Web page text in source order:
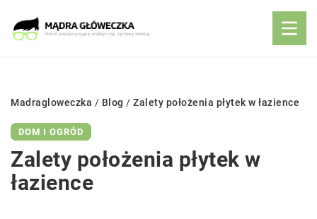
Madragloweczka / Blog / Zalety położenia płytek w łazience
DOM I OGRÓD
Zalety położenia płytek w
łazience